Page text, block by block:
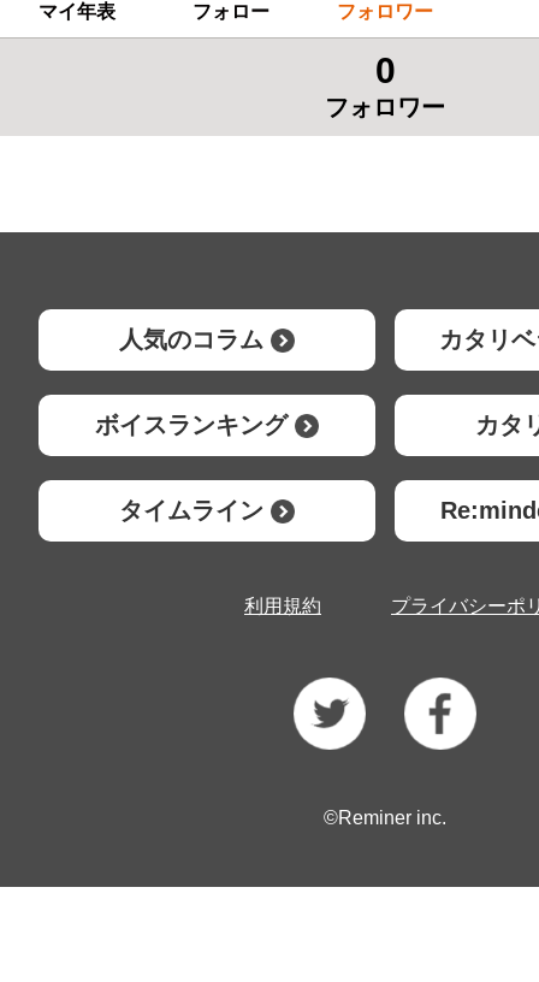
マイ年表 フォロー フォロワー
0
フォロワー
人気のコラム カタリ
ボイスランキング カタ
タイムライン
利用規約 プライバシーポ
©Reminer inc.